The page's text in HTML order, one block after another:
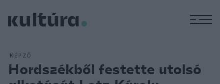
KÉPZŐ
Hordszékből festette utolsó